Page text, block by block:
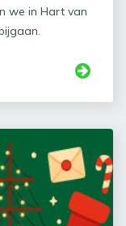
we in Hart van